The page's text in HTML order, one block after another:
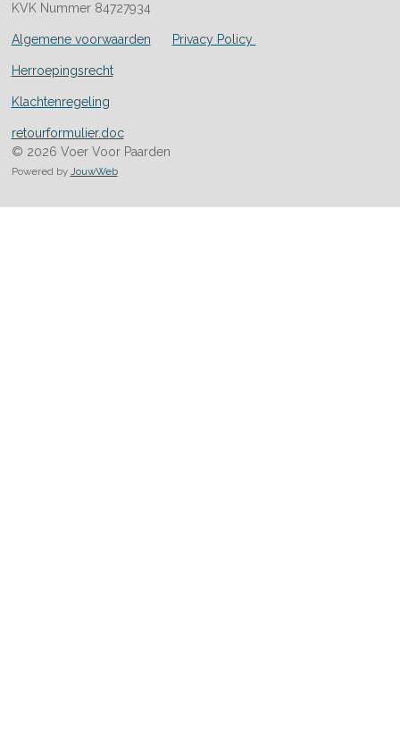
KVK Nummer 84727934
Algemene voorwaarden Privacy Policy
Herroepingsrecht
Klachtenregeling
retourformulier.doc
© 2026 Voer Voor Paarden
Powered by JouwWeb